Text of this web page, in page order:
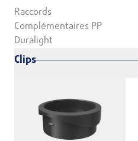
Raccords
Complémentaires PP
Duralight
Clips